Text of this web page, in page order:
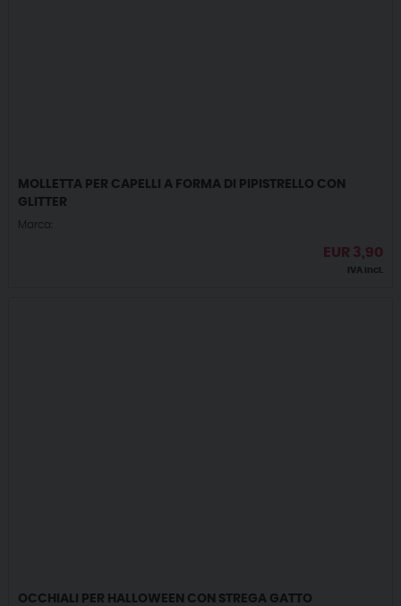
MOLLETTA PER CAPELLI A FORMA DI PIPISTRELLO CON
GLITTER
Marca:
EUR 3,90
IVA incl.
OCCHIALI PER HALLOWEEN CON STREGA GATTO